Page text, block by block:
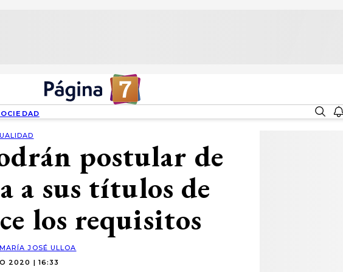
postular de
a sus títulos de
los requisitos
MARÍA JOSÉ ULLOA
2020 | 16:33